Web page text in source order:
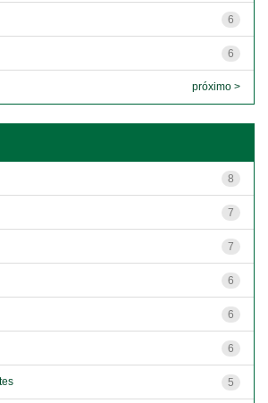
6
6
próximo >
8
7
7
6
6
6
5